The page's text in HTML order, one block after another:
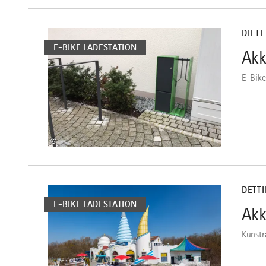
E-BIKE LADESTATION 5
©
E-
E-BIKE LADESTATION 6